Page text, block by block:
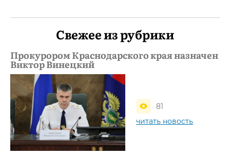
Свежее из рубрики
Прокурором Краснодарского края назначен
Виктор Винецкий
81
читать новость